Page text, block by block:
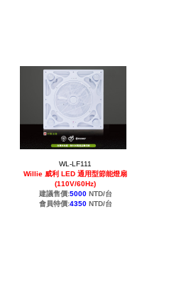
WL-LF111
Willie 威利 LED 通用型節能燈扇
(110V/60Hz)
建議售價:5000NTD/台
會員特價:4350NTD/台